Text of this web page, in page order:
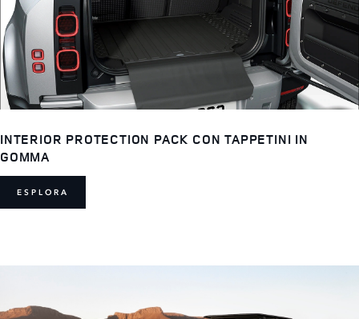
INTERIOR PROTECTION PACK CON TAPPETINI IN
GOMMA
ESPLORA